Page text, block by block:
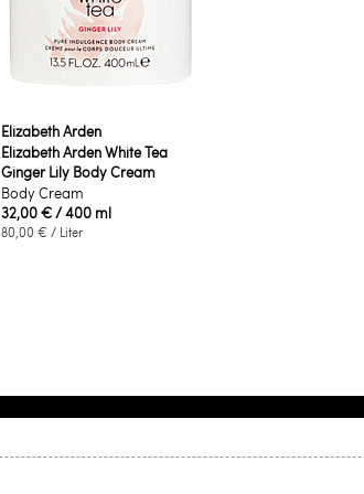
Elizabeth Arden
Elizabeth Arden White Tea
Ginger Lily Body Cream
Body Cream
32,00 €/ 400 ml
80,00 € / Liter